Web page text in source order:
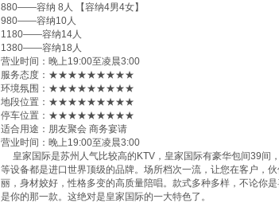
880——容纳 8人 【容纳4男4女】
980——容纳10人
1180——容纳14人
1380——容纳18人
营业时间：晚上19:00至凌晨3:00
服务态度：★★★★★★★★★
环境氛围：★★★★★★★★★
地段位置：★★★★★★★★★
停车位置：★★★★★★★★★
适合用途：朋友聚会 商务宴请
营业时间：晚上19:00至凌晨3:00
皇家国际是苏州人气比较高的KTV，皇家国际有豪华包间39间
等设备都是进口世界顶级的品牌。场所档次一流，让您在客户，
丽，身材姣好，性格多变的高质量陪唱。款式多种多样，不论你
是你的那一款。这绝对是皇家国际的一大特色了。